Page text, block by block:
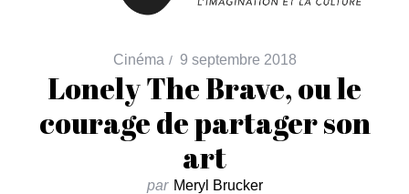
Cinéma 9 septembre 2018
Lonely The Brave, ou le
courage de partager son
art
par Meryl Brucker